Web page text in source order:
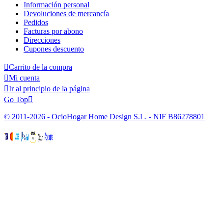
Información personal
Devoluciones de mercancía
Pedidos
Facturas por abono
Direcciones
Cupones descuento
Carrito de la compra
Mi cuenta
Ir al principio de la página
Go Top
© 2011-2026 - OcioHogar Home Design S.L. - NIF B86278801